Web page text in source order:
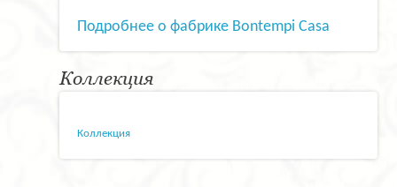
Подробнее о фабрике Bontempi Casa
Коллекция
Коллекция